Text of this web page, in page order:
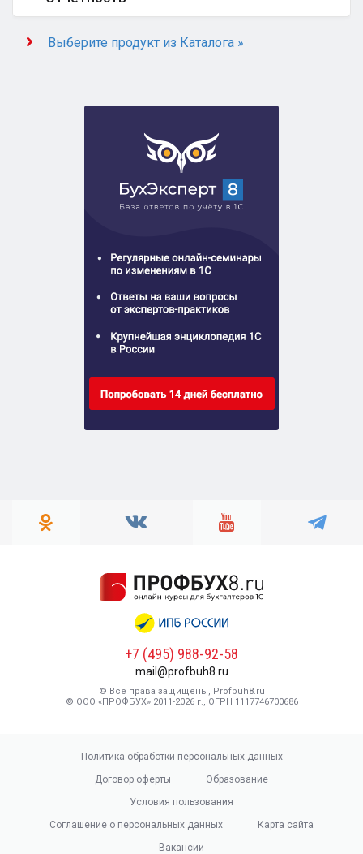
Выберите продукт из Каталога »
+7 (495) 988-92-58
mail@profbuh8.ru
© Все права защищены, Profbuh8.ru
© ООО «ПРОФБУХ» 2011-2026 г., ОГРН 1117746700686
Политика обработки персональных данных
Договор оферты
Образование
Условия пользования
Соглашение о персональных данных
Карта сайта
Вакансии